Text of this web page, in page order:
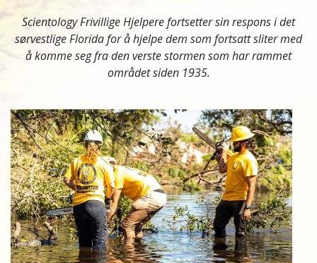
Scientology Frivillige Hjelpere fortsetter sin respons i det
sørvestlige Florida for å hjelpe dem som fortsatt sliter med
å komme seg fra den verste stormen som har rammet
området siden 1935.